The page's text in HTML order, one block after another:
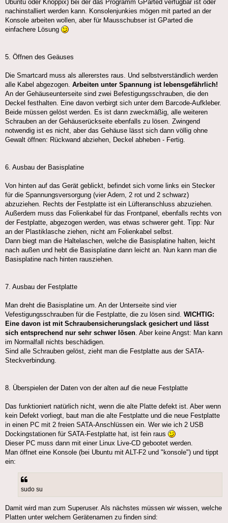
Ubuntu oder Knoppix) bei der das Programm GParted verfügbar ist oder
nachinstalliert werden kann. Konsolenjunkies mögen mit parted an der
Konsole arbeiten wollen, aber für Mausschubser ist GParted die
einfachere Lösung
5. Öffnen des Geäuses
Die Smartcard muss als allererstes raus. Und selbstverständlich werden
alle Kabel abgezogen. Arbeiten unter Spannung ist lebensgefährlich!
An der Gehäuseunterseite sind zwei Befestigungsschrauben, die den
Deckel festhalten. Eine davon verbirgt sich unter dem Barcode-Aufkleber.
Beide müssen gelöst werden. Es ist dann zweckmäßig, alle weiteren
Schrauben an der Gehäuserückseite ebenfalls zu lösen. Zwingend
notwendig ist es nicht, aber das Gehäuse lässt sich dann völlig ohne
Gewalt öffnen: Rückwand abziehen, Deckel abheben - Fertig.
6. Ausbau der Basisplatine
Von hinten auf das Gerät geblickt, befindet sich vorne links ein Stecker
für die Spannungsversorgung (vier Adern, 2 rot und 2 schwarz)
abzuziehen. Rechts der Festplatte ist ein Lüfteranschluss abzuziehen.
Außerdem muss das Folienkabel für das Frontpanel, ebenfalls rechts von
der Festplatte, abgezogen werden, was etwas schwerer geht. Tipp: Nur
an der Plastiklasche ziehen, nicht am Folienkabel selbst.
Dann biegt man die Haltelaschen, welche die Basisplatine halten, leicht
nach außen und hebt die Basisplatine dann leicht an. Nun kann man die
Basisplatine nach hinten rausziehen.
7. Ausbau der Festplatte
Man dreht die Basisplatine um. An der Unterseite sind vier
Vefestigungsschrauben für die Festplatte, die zu lösen sind. WICHTIG:
Eine davon ist mit Schraubensicherungslack gesichert und lässt
sich entsprechend nur sehr schwer lösen. Aber keine Angst: Man kann
im Normalfall nichts beschädigen.
Sind alle Schrauben gelöst, zieht man die Festplatte aus der SATA-
Steckverbindung.
8. Überspielen der Daten von der alten auf die neue Festplatte
Das funktioniert natürlich nicht, wenn die alte Platte defekt ist. Aber wenn
kein Defekt vorliegt, baut man die alte Festplatte und die neue Festplatte
in einen PC mit 2 freien SATA-Anschlüssen ein. Wer wie ich 2 USB
Dockingstationen für SATA-Festplatte hat, ist fein raus
Dieser PC muss dann mit einer Linux Live-CD gebootet werden.
Man öffnet eine Konsole (bei Ubuntu mit ALT-F2 und "konsole") und tippt
ein:
sudo su
Damit wird man zum Superuser. Als nächstes müssen wir wissen, welche
Platten unter welchem Gerätenamen zu finden sind: